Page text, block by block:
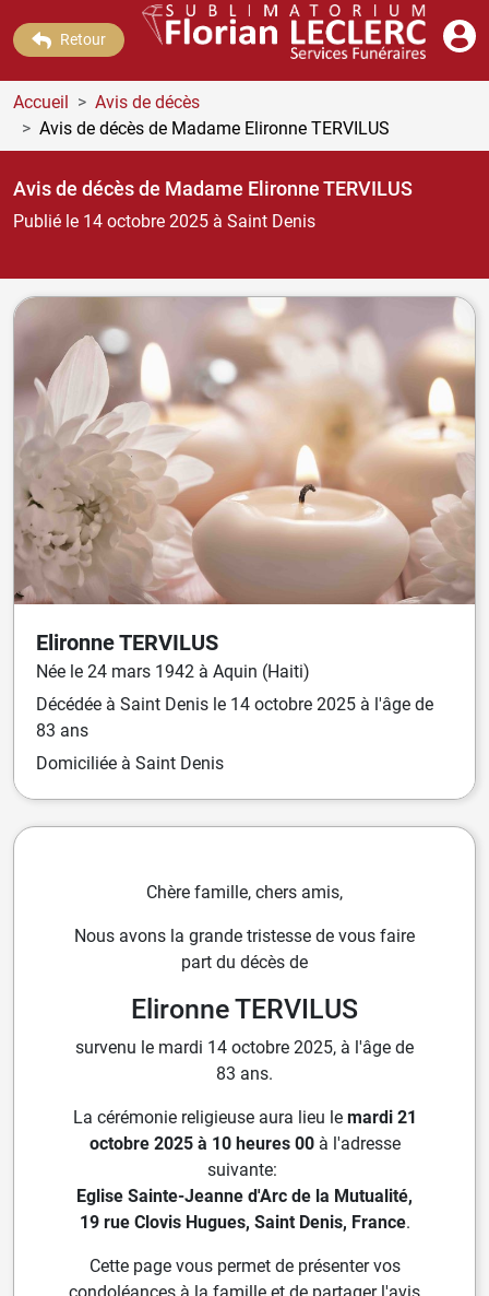
Retour
Accueil
Avis de décès
Avis de décès de Madame Elironne TERVILUS
Avis de décès de Madame Elironne TERVILUS
Publié le 14 octobre 2025 à Saint Denis
ElironneTERVILUS
Née le 24 mars 1942 à Aquin (Haiti)
Décédée à Saint Denis le 14 octobre 2025 à l'âge de
83 ans
Domiciliée à Saint Denis
Chère famille, chers amis,
Nous avons la grande tristesse de vous faire
part du décès de
Elironne TERVILUS
survenu le mardi 14 octobre 2025, à l'âge de
83 ans.
La cérémonie religieuse aura lieu le mardi 21
octobre 2025 à 10 heures 00à l'adresse
suivante:
Eglise Sainte-Jeanne d'Arc de la Mutualité,
19 rue Clovis Hugues, Saint Denis, France.
Cette page vous permet de présenter vos